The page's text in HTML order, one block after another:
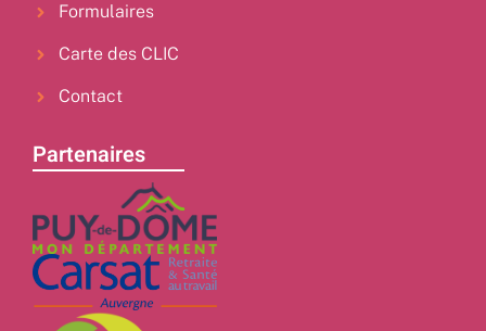
Formulaires
Carte des CLIC
Contact
Partenaires